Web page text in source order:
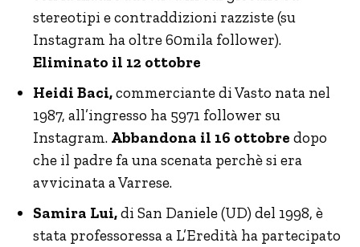
stereotipi e contraddizioni razziste (su
Instagram ha oltre 60mila follower).
Eliminato il 12 ottobre
Heidi Baci,commerciante di Vasto nata nel
1987, all’ingresso ha 5971 follower su
Instagram. Abbandona il 16 ottobre dopo
che il padre fa una scenata perchè si era
avvicinata a Varrese.
Samira Lui,di San Daniele (UD) del 1998, è
stata professoressa a L’Eredità ha partecipato